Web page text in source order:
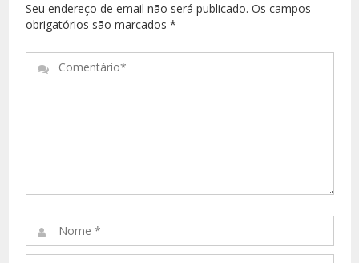
Seu endereço de email não será publicado. Os campos
obrigatórios são marcados *
Comentário*
Nome
*